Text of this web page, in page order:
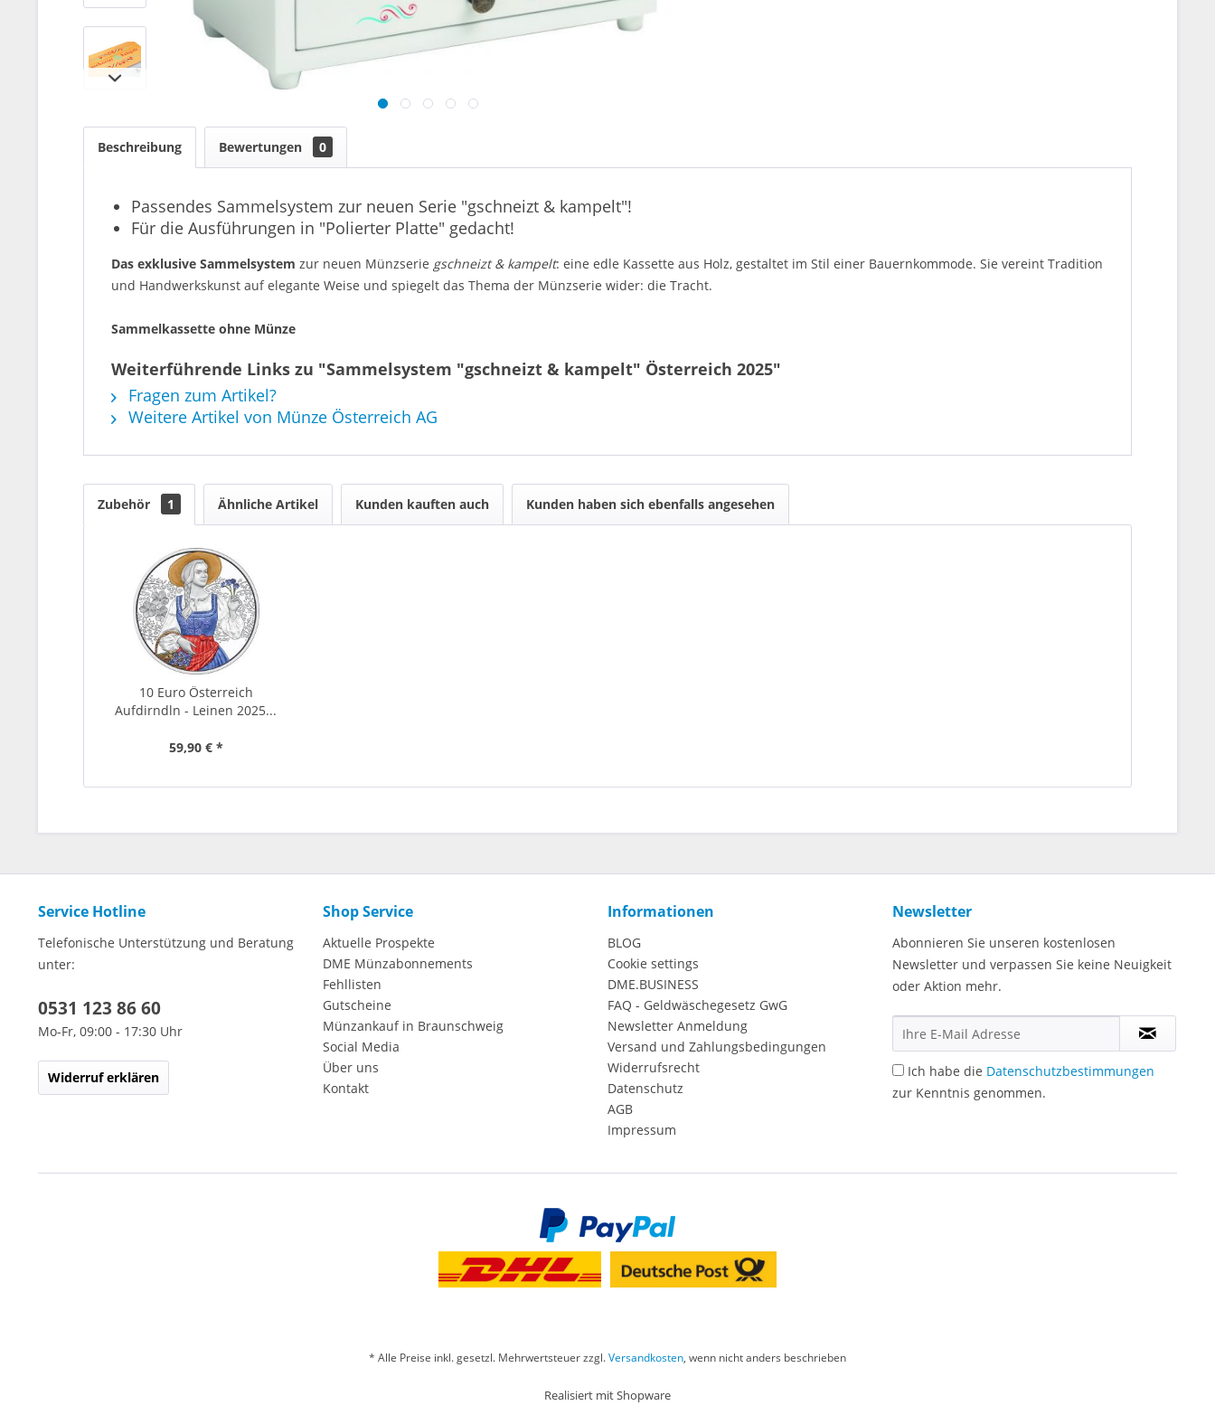
Beschreibung Bewertungen 0
Passendes Sammelsystem zur neuen Serie "gschneizt & kampelt"!
Für die Ausführungen in "Polierter Platte" gedacht!
Das exklusive Sammelsystem zur neuen Münzserie gschneizt & kampelt: eine edle Kassette aus Holz, gestaltet im Stil einer Bauernkommode. Sie vereint Tradition
und Handwerkskunst auf elegante Weise und spiegelt das Thema der Münzserie wider: die Tracht.
Sammelkassette ohne Münze
Weiterführende Links zu "Sammelsystem "gschneizt & kampelt" Österreich 2025"
Fragen zum Artikel?
Weitere Artikel von Münze Österreich AG
Zubehör 1 Ähnliche Artikel Kunden kauften auch Kunden haben sich ebenfalls angesehen
10 Euro Österreich
Aufdirndln - Leinen 2025...
59,90 € *
Service Hotline
Telefonische Unterstützung und Beratung
unter:
0531 123 86 60
Mo-Fr, 09:00 - 17:30 Uhr
Widerruf erklären
Shop Service
Aktuelle Prospekte
DME Münzabonnements
Fehllisten
Gutscheine
Münzankauf in Braunschweig
Social Media
Über uns
Kontakt
Informationen
BLOG
Cookie settings
DME.BUSINESS
FAQ - Geldwäschegesetz GwG
Newsletter Anmeldung
Versand und Zahlungsbedingungen
Widerrufsrecht
Datenschutz
AGB
Impressum
Newsletter
Abonnieren Sie unseren kostenlosen
Newsletter und verpassen Sie keine Neuigkeit
oder Aktion mehr.
Ich habe die Datenschutzbestimmungen
zur Kenntnis genommen.
* Alle Preise inkl. gesetzl. Mehrwertsteuer zzgl.Versandkosten, wenn nicht anders beschrieben
Realisiert mit Shopware